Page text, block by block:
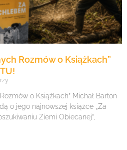
Rozmów o Książkach”
o Książkach” Michał Barton
o jego najnowszej książce „Za
Ziemi Obiecanej”,